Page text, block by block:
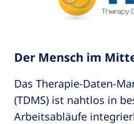
Der Mensch im
Das Therapie-Daten-
(TDMS) ist nahtlos in
Arbeitsabläufe